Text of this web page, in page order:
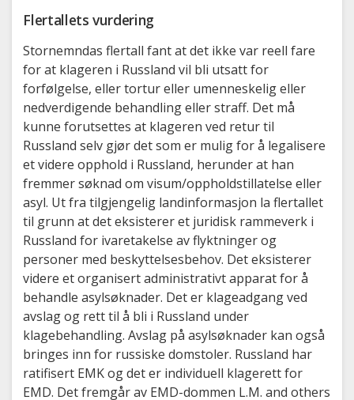
Flertallets vurdering
Stornemndas flertall fant at det ikke var reell fare
for at klageren i Russland vil bli utsatt for
forfølgelse, eller tortur eller umenneskelig eller
nedverdigende behandling eller straff. Det må
kunne forutsettes at klageren ved retur til
Russland selv gjør det som er mulig for å legalisere
et videre opphold i Russland, herunder at han
fremmer søknad om visum/oppholdstillatelse eller
asyl. Ut fra tilgjengelig landinformasjon la flertallet
til grunn at det eksisterer et juridisk rammeverk i
Russland for ivaretakelse av flyktninger og
personer med beskyttelsesbehov. Det eksisterer
videre et organisert administrativt apparat for å
behandle asylsøknader. Det er klageadgang ved
avslag og rett til å bli i Russland under
klagebehandling. Avslag på asylsøknader kan også
bringes inn for russiske domstoler. Russland har
ratifisert EMK og det er individuell klagerett for
EMD. Det fremgår av EMD-dommen L.M. and others